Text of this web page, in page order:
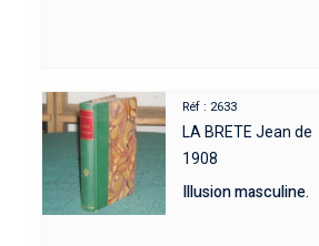
Réf : 2633
LA BRETE Jean de
1908
Illusion masculine.